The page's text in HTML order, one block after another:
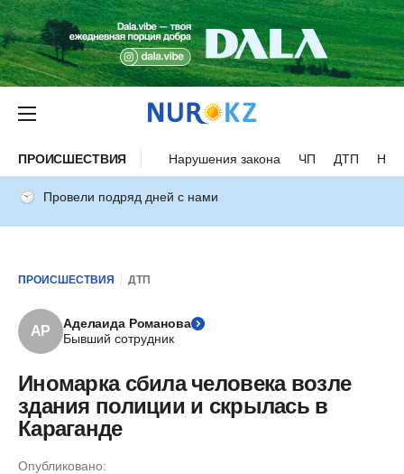
ПРОИСШЕСТВИЯ Нарушения закона ЧП ДТП
Провели подряд дней с нами
ПРОИСШЕСТВИЯ ДТП
АР
Аделаида Романова
Бывший сотрудник
Иномарка сбила человека возле
здания полиции и скрылась в
Караганде
Опубликовано: